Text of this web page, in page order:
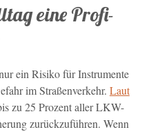
eine Profi-
ein Risiko für Instrumente
im Straßenverkehr. Laut
zu 25 Prozent aller LKW-
zurückzuführen. Wenn